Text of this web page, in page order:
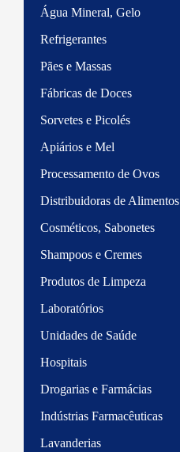
Água Mineral, Gelo
Refrigerantes
Pães e Massas
Fábricas de Doces
Sorvetes e Picolés
Apiários e Mel
Processamento de Ovos
Distribuidoras de Alimentos
Cosméticos, Sabonetes
Shampoos e Cremes
Produtos de Limpeza
Laboratórios
Unidades de Saúde
Hospitais
Drogarias e Farmácias
Indústrias Farmacêuticas
Lavanderias